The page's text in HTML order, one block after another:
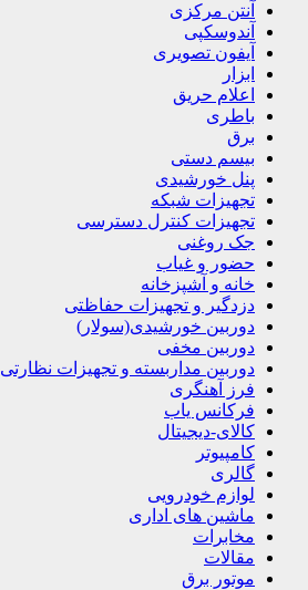
آنتن مرکزی
آندوسکپی
آیفون تصویری
ابزار
اعلام حریق
باطری
برق
بیسم دستی
پنل خورشیدی
تجهیزات شبکه
تجهیزات کنترل دسترسی
جک روغنی
حضور و غیاب
خانه و آشپزخانه
دزدگیر و تجهیزات حفاظتی
دوربین خورشیدی(سولار)
دوربین مخفی
دوربین مداربسته و تجهیزات نظارتی
فرز آهنگری
فرکانس یاب
کالای-دیجیتال
کامپیوتر
گالری
لوازم خودرویی
ماشین های اداری
مخابرات
مقالات
موتور برق